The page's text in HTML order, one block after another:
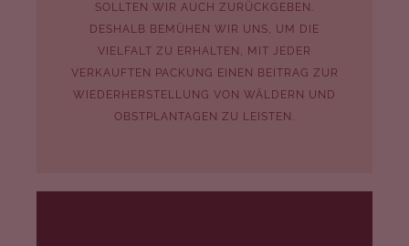
SOLLTEN WIR AUCH ZURÜCKGEBEN.
DESHALB BEMÜHEN WIR UNS, UM DIE
VIELFALT ZU ERHALTEN, MIT JEDER
VERKAUFTEN PACKUNG EINEN BEITRAG ZUR
WIEDERHERSTELLUNG VON WÄLDERN UND
OBSTPLANTAGEN ZU LEISTEN.